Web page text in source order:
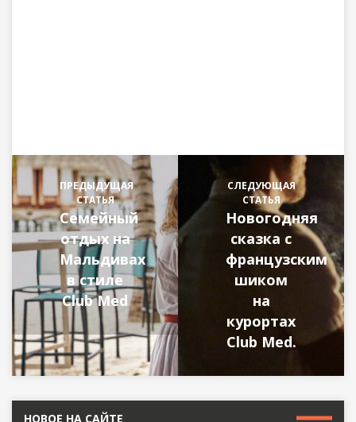
ПРЕДЫДУЩАЯ
СТАТЬЯ
Семейный
отдых на
Мальдивах
в стиле
Club Med
СЛЕДУЮЩАЯ
СТАТЬЯ
Новогодняя
сказка с
французским
шиком
на
курортах
Club Med.
НОВОЕ НА САЙТЕ